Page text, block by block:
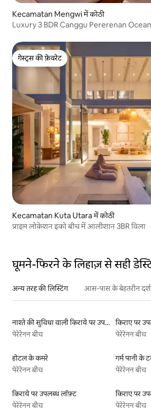
Kecamatan Mengwi में कोठी
Luxury 3 BDR Canggu Pererenan
गेस्ट्स की फ़ेवरेट
गेस्ट्स की फ़ेवरेट
Kecamatan Kuta Utara में कोठी
प्राइम लोकेशन इको बीच में आलीशान 3BR विला
घूमने-फिरने के लिहाज़ से सही
अन्य तरह की लिस्टिंग आस-पास के बेहतरीन
नाश्ते की सुविधा वाली किराये पर उपलब्ध लिस्टिंग
पेरेरेनन बीच
किराए पर
पेरेरेनन बीच
होटल के कमरे
पेरेरेनन बीच
पेरेरेनन बीच
किराये पर उपलब्ध लॉफ़्ट
पेरेरेनन बीच
किराए पर
पेरेरेनन बीच